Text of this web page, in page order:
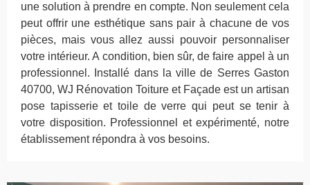
une solution à prendre en compte. Non seulement cela
peut offrir une esthétique sans pair à chacune de vos
pièces, mais vous allez aussi pouvoir personnaliser
votre intérieur. A condition, bien sûr, de faire appel à un
professionnel. Installé dans la ville de Serres Gaston
40700, WJ Rénovation Toiture et Façade est un artisan
pose tapisserie et toile de verre qui peut se tenir à
votre disposition. Professionnel et expérimenté, notre
établissement répondra à vos besoins.